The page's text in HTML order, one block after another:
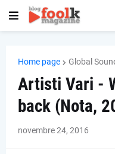
Home page Global
Artisti Vari -
back (Nota,
novembre 24, 2016